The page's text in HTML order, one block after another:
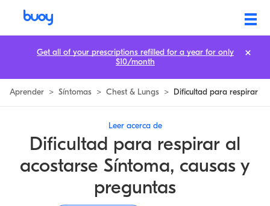
Aprender > Síntomas > Chest & Lungs > Dificultad para respirar
Leer acerca de
Dificultad para respirar al
acostarse Síntoma, causas y
preguntas
Get all of your prescriptions refilled for a year for only
$10/month